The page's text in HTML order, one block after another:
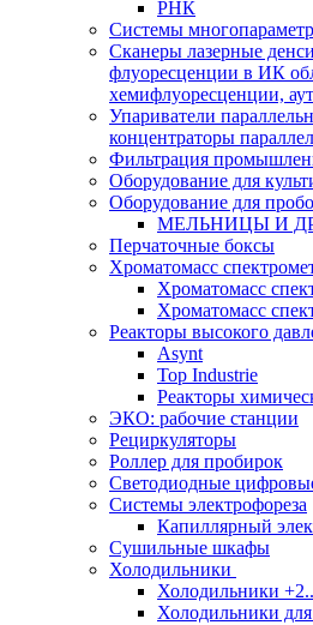
РНК
Системы
Сканеры лазерные
флуоресценции в ИК
хемифлуоресценции,
Упариватели
концентраторы
Фильтрация
Оборудование для
Оборудование для
МЕЛЬНИЦЫ И
Перчаточные боксы
Хроматомасс
Хроматомасс
Хроматомасс
Реакторы высокого
Asynt
Top Industrie
Реакторы
ЭКО: рабочие станции
Рециркуляторы
Роллер для пробирок
Светодиодные
Системы электрофореза
Капиллярный
Сушильные шкафы
Холодильники
Холодильники
Холодильники